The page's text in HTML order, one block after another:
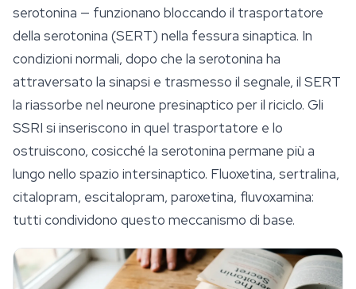
serotonina — funzionano bloccando il trasportatore
della serotonina (SERT) nella fessura sinaptica. In
condizioni normali, dopo che la serotonina ha
attraversato la sinapsi e trasmesso il segnale, il SERT
la riassorbe nel neurone presinaptico per il riciclo. Gli
SSRI si inseriscono in quel trasportatore e lo
ostruiscono, cosicché la serotonina permane più a
lungo nello spazio intersinaptico. Fluoxetina, sertralina,
citalopram, escitalopram, paroxetina, fluvoxamina:
tutti condividono questo meccanismo di base.